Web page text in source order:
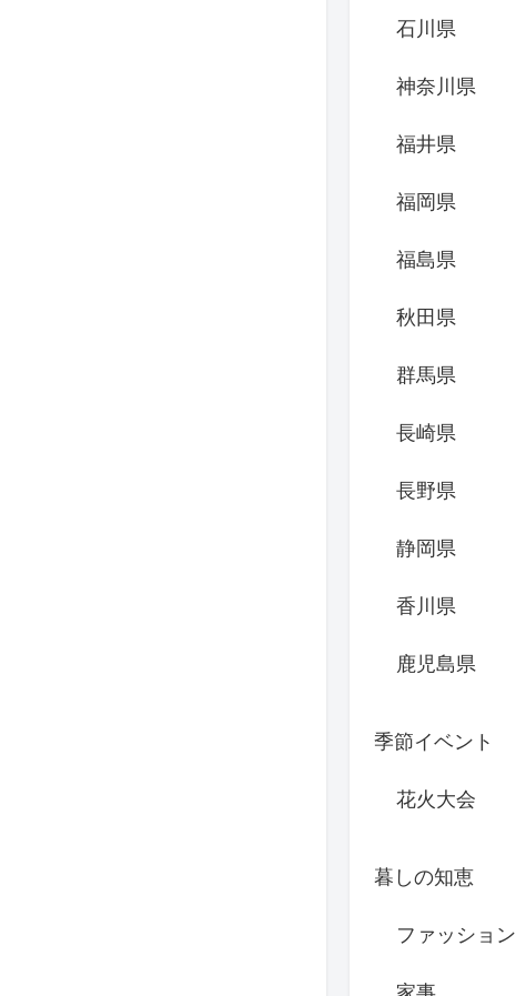
石川県
神奈川県
福井県
福岡県
福島県
秋田県
群馬県
長崎県
長野県
静岡県
香川県
鹿児島県
季節イベント
花火大会
暮しの知恵
ファッション